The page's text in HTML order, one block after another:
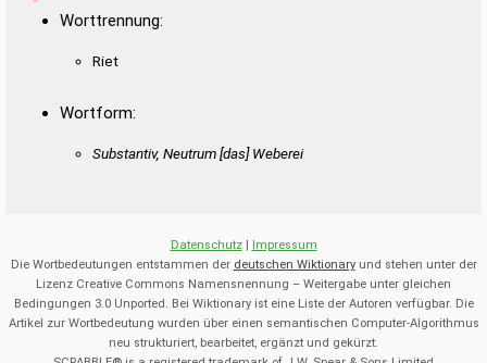
Worttrennung:
Riet
Wortform:
Substantiv, Neutrum [das] Weberei
Datenschutz| Impressum
Die Wortbedeutungen entstammen der deutschen Wiktionaryund stehen unter der
Lizenz Creative Commons Namensnennung – Weitergabe unter gleichen
Bedingungen 3.0 Unported. Bei Wiktionary ist eine Liste der Autoren verfügbar. Die
Artikel zur Wortbedeutung wurden über einen semantischen Computer-Algorithmus
neu strukturiert, bearbeitet, ergänzt und gekürzt.